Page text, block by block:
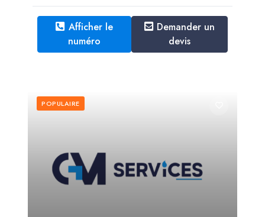
Afficher le
numéro
Demander un
devis
POPULAIRE